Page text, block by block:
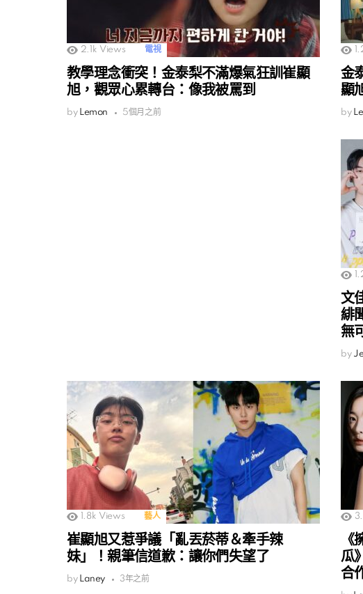
2.1k Views 電視
教學理念衝突！金泰梨不滿爆氣狂訓崔顯
旭，觀眾心累轉台：像我被罵到
by Lemon 5個月之前
金
顯
by
文
緋
無
by
1.8k Views 藝人
崔顯旭又惹爭議「亂丟菸蒂＆牽手辣
妹」！親筆信道歉：讓你們失望了
by Laney 3年之前
瓜
合